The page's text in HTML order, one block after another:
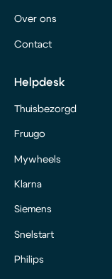
Over ons
Contact
Helpdesk
Thuisbezorgd
Fruugo
Mywheels
Klarna
Siemens
Snelstart
Philips